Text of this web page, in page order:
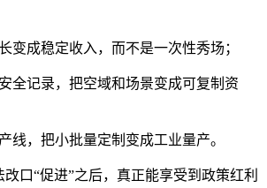
变成稳定收入，而不是一次性秀场；
全记录，把空域和场景变成可复制资
线，把小批量定制变成工业量产。
口“促进”之后，真正能享受到政策红利